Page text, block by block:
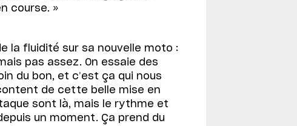
course. »
la fluidité sur sa nouvelle moto :
pas assez. On essaie des
du bon, et c’est ça qui nous
de cette belle mise en
sont là, mais le rythme et
un moment. Ça prend du